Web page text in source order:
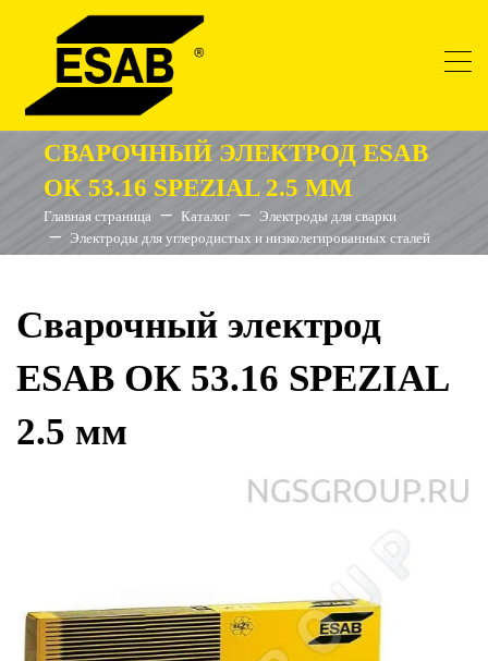
СВАРОЧНЫЙ ЭЛЕКТРОД ESAB
ОК 53.16 SPEZIAL 2.5 ММ
Главная страница Каталог
Электроды для сварки
Электроды для углеродистых и низколегированных сталей
Сварочный электрод
ESAB ОК 53.16 SPEZIAL
2.5 мм